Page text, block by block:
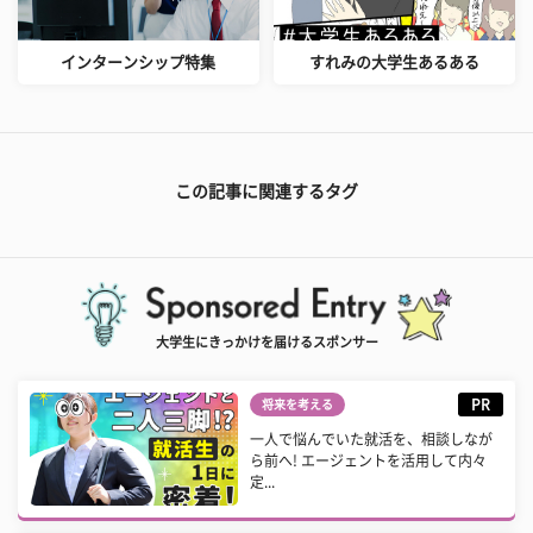
インターンシップ特集 すれみの大学生あるある
この記事に関連するタグ
大学生にきっかけを届けるスポンサー
将来を考える PR
一人で悩んでいた就活を、相談しなが
ら前へ! エージェントを活用して内々
定...